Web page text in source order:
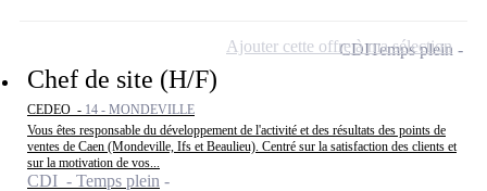
Chef de site (H/F)
CEDEO - 14 - MONDEVILLE
Vous êtes responsable du développement de l'activité et des résultats des points de
ventes de Caen (Mondeville, Ifs et Beaulieu). Centré sur la satisfaction des clients et
sur la motivation de vos...
CDI - Temps plein
CDITemps plein
Ajouter cette offre à ma sélection